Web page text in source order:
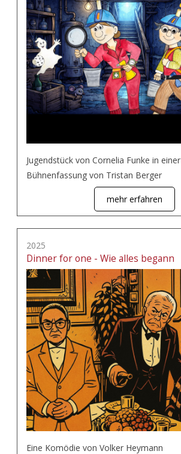
Jugendstück von Cornelia Funke in einer
Bühnenfassung von Tristan Berger
mehr erfahren
2025
Dinner for one - Wie alles begann
Eine Komödie von Volker Heymann